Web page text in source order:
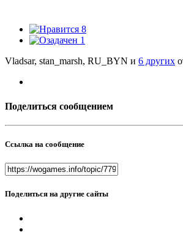
8
1
Vladsar, stan_marsh, RU_BYN и 6 других
Поделиться сообщением
Ссылка на сообщение
Поделиться на другие сайты